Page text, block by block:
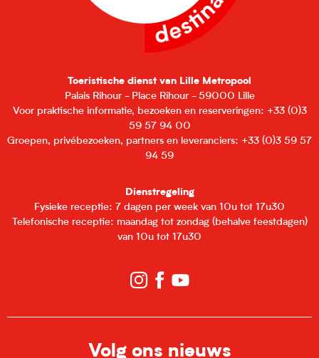
Toeristische dienst van Lille Metropool
Palais Rihour - Place Rihour - 59000 Lille
Voor praktische informatie, bezoeken en reserveringen: +33 (0)3
59 57 94 00
Groepen, privébezoeken, partners en leveranciers: +33 (0)3 59 57
94 59
Dienstregeling
Fysieke receptie: 7 dagen per week van 10u tot 17u30
Telefonische receptie: maandag tot zondag (behalve feestdagen)
van 10u tot 17u30
Volg ons nieuws